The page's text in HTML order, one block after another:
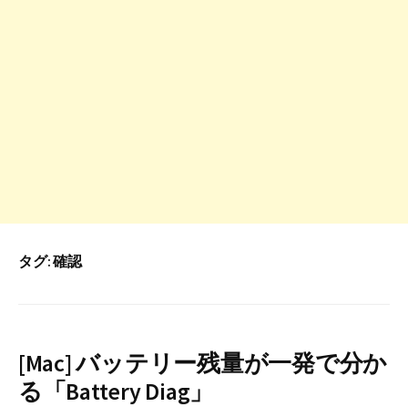
タグ:確認
[Mac] バッテリー残量が一発で分か
る「Battery Diag」